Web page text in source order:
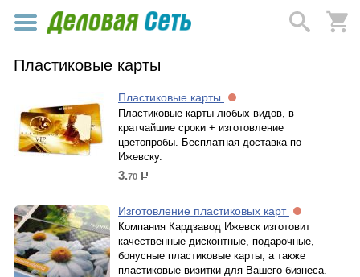
Пластиковые карты
Пластиковые карты
Пластиковые карты любых видов, в
кратчайшие сроки + изготовление
цветопробы. Бесплатная доставка по
Ижевску.
3.70 р.
Изготовление пластиковых карт
Компания Кардзавод Ижевск изготовит
качественные дисконтные, подарочные,
бонусные пластиковые карты, а также
пластиковые визитки для Вашего бизнеса.